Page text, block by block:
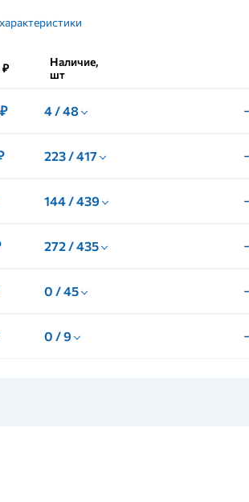
₽
Наличие,
шт
4 / 48
223 / 417
144 / 439
272 / 435
0 / 45
0 / 9